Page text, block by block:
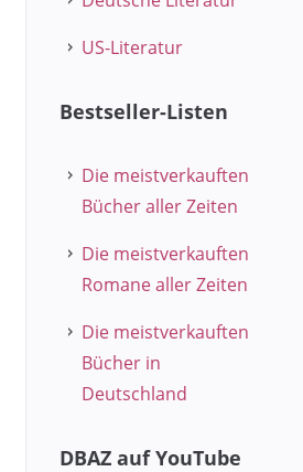
US-Literatur
Bestseller-Listen
Die meistverkauften
Bücher aller Zeiten
Die meistverkauften
Romane aller Zeiten
Die meistverkauften
Bücher in
Deutschland
DBAZ auf YouTube